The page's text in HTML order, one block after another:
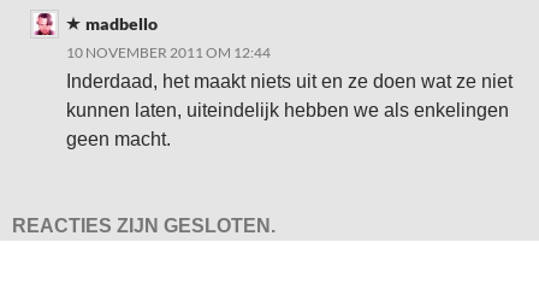
madbello
10 NOVEMBER 2011 OM 12:44
Inderdaad, het maakt niets uit en ze doen wat ze niet
kunnen laten, uiteindelijk hebben we als enkelingen
geen macht.
REACTIES ZIJN GESLOTEN.